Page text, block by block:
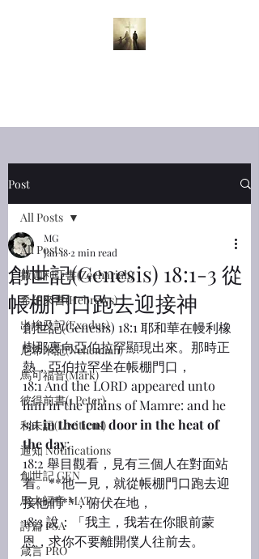
Post
All Posts
撒迦利亞書(Zechariah)
希伯來書(Hebrews)
出埃及記(Exodus)
尼希米記(Nehemiah)
馬可福音(Mark)
彼得前書(1 Peter)
利未記(Leviticus)
通知 Notifications
創世記 GEN
馬太福音 MAT
詩篇 PSA
箴言 PRO
All Posts
創世記(Genesis) 18:1-3 從
帳棚門口跑去迎接神
MG
Jan 18 2 min read
創世記(Genesis) 18:1 耶和華在幔利橡
樹那裏向亞伯拉罕顯現出來。那時正
熱，亞伯拉罕坐在帳棚門口，
18:1 And the LORD appeared unto
him in the plains of Mamre: and he
sat in the tent door in the heat of
the day;
18:2 舉目觀看，見有三個人在對面站
着。**他一見，就從帳棚門口跑去迎
接他們**，俯伏在地，
18:3 說：「我主，我若在你眼前蒙
恩，求你不要離開僕人往前去。